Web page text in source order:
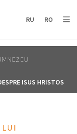
RU RO
ISUS HRISTOS